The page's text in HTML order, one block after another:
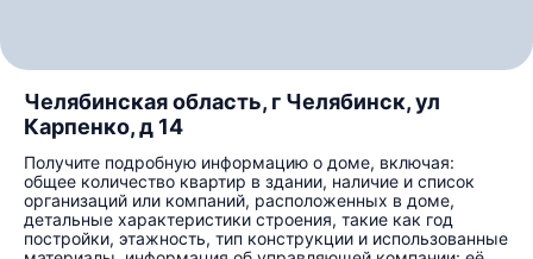
Челябинская область, г Челябинск, ул
Карпенко, д 14
Получите подробную информацию о доме, включая:
общее количество квартир в здании, наличие и список
организаций или компаний, расположенных в доме,
детальные характеристики строения, такие как год
постройки, этажность, тип конструкции и использованные